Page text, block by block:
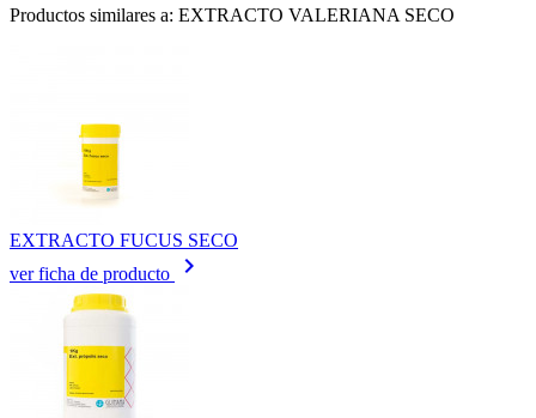
Productos similares a: EXTRACTO VALERIANA SECO
EXTRACTO FUCUS SECO
ver ficha de producto
keyboard_arrow_right